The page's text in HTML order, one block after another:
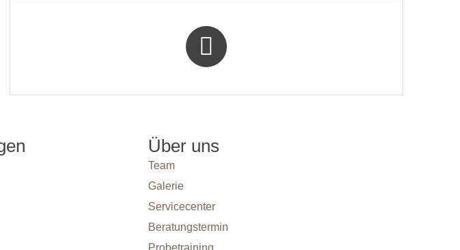
Über uns
Team
Galerie
Servicecenter
Beratungstermin